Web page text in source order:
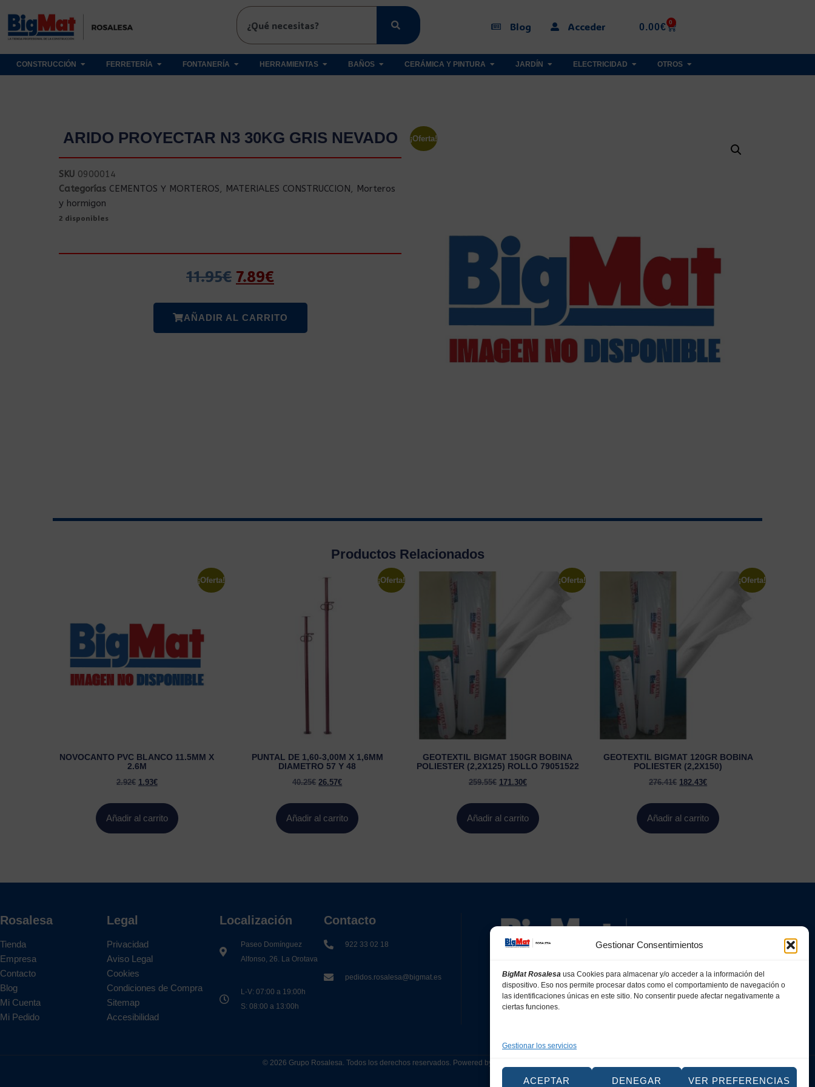
Gestionar Consentimientos
BigMat Rosalesa usa Cookies para almacenar y/o acceder a la información del
dispositivo. Eso nos permite procesar datos como el comportamiento de navegación o
las identificaciones únicas en este sitio. No consentir puede afectar negativamente a
ciertas funciones.
Gestionar los servicios
ACEPTAR DENEGAR VER PREFERENCIAS
Blog Acceder 0.00€ 0
CONSTRUCCIÓN FERRETERÍA FONTANERÍA HERRAMIENTAS BAÑOS CERÁMICA Y PINTURA JARDÍN ELECTRICIDAD OTROS
ARIDO PROYECTAR N3 30KG GRIS NEVADO
SKU 0900014
Categorías CEMENTOS Y MORTEROS, MATERIALES CONSTRUCCION, Morteros
y hormigon
2 disponibles
11.95€ 7.89€
AÑADIR AL CARRITO
¡Oferta!
Productos Relacionados
¡Oferta!
NOVOCANTO PVC BLANCO 11.5MM X
2.6M
2.92€ 1.93€
Añadir al carrito
¡Oferta!
PUNTAL DE 1,60-3,00M X 1,6MM
DIAMETRO 57 Y 48
40.25€ 26.57€
Añadir al carrito
¡Oferta!
GEOTEXTIL BIGMAT 150GR BOBINA
POLIESTER (2,2X125) ROLLO 79051522
259.55€ 171.30€
Añadir al carrito
¡Oferta!
GEOTEXTIL BIGMAT 120GR BOBINA
POLIESTER (2,2X150)
276.41€ 182.43€
Añadir al carrito
Rosalesa
Tienda
Empresa
Contacto
Blog
Mi Cuenta
Mi Pedido
Legal
Privacidad
Aviso Legal
Cookies
Condiciones de Compra
Sitemap
Accesibilidad
Localización
Paseo Domínguez
Alfonso, 26. La Orotava
L-V: 07:00 a 19:00h
S: 08:00 a 13:00h
Contacto
922 33 02 18
pedidos.rosalesa@bigmat.es
© 2026 Grupo Rosalesa. Todos los derechos reservados. Powered by